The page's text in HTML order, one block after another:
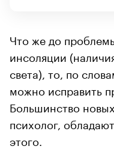
Что же до
инсоляции
света), то, по
можно исправить
Большинство
психолог,
этого.